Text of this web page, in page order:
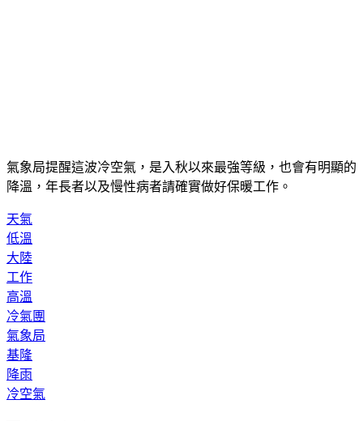
氣象局提醒這波冷空氣，是入秋以來最強等級，也會有明顯的
降溫，年長者以及慢性病者請確實做好保暖工作。
天氣
低溫
大陸
工作
高溫
冷氣團
氣象局
基隆
降雨
冷空氣